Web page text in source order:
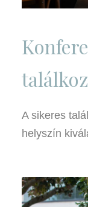
A sikeres
helyszín